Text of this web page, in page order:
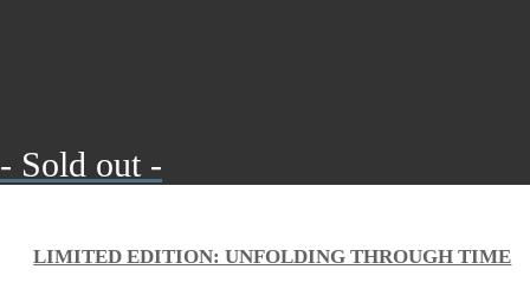
- Sold out -
LIMITED EDITION: UNFOLDING THROUGH TIME